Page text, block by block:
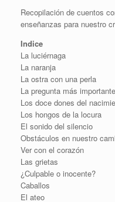
Recopilación de cuentos
enseñanzas para nuestro
Indice
La luciérnaga
La naranja
La ostra con una perla
La pregunta más importante
Los doce dones del
Los hongos de la locura
El sonido del silencio
Obstáculos en nuestro
Ver con el corazón
Las grietas
¿Culpable o inocente?
Caballos
El ateo